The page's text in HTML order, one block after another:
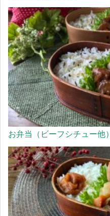
お弁当（ビーフシチュー他）